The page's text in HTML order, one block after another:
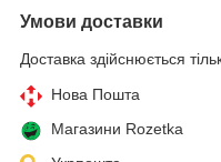
Умови доставки
Доставка здійснюється
Нова Пошта
Магазини Rozetka